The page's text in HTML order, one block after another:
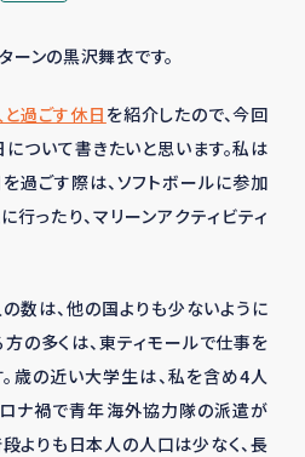
ーンの黒沢舞衣です。
過ごす休日 を紹介したので、今回
ついて書きたいと思います。私は
過ごす際は、ソフトボールに参加
行ったり、マリーンアクティビティ
数は、他の国よりも少ないように
方の多くは、東ティモールで仕事を
歳の近い大学生は、私を含め4人
ナ禍で青年海外協力隊の派遣が
段よりも日本人の人口は少なく、長